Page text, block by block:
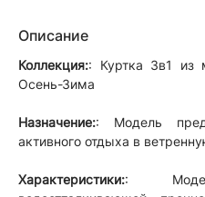
Описание
Коллекция:: Куртка 3в1 из
Осень-Зима
Назначение:: Модель
активного отдыха в
Характеристики::